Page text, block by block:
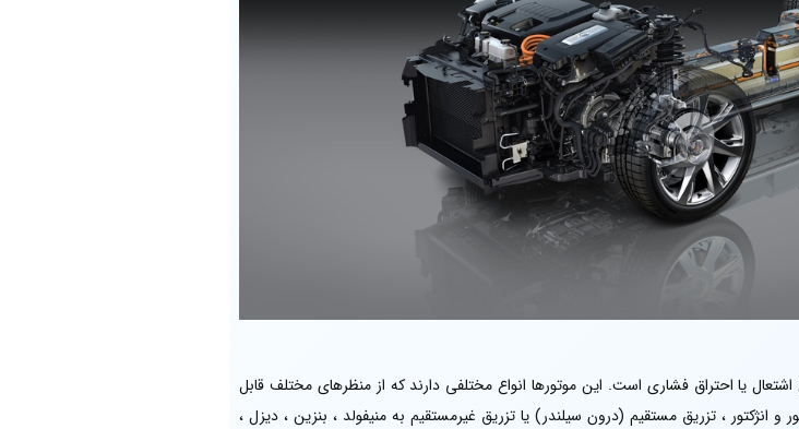
یا احتراق فشاری است. این موتورها انواع مختلفی دارند که از منظرهای مختلف قابل
و انژکتور ، تزریق مستقیم (درون سیلندر) یا تزریق غیرمستقیم به منیفولد ، بنزین ، دیزل ،